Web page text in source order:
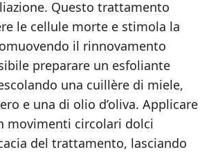
Questo trattamento
le cellule morte e stimola la
il rinnovamento
preparare un esfoliante
una cuillère di miele,
e una di olio d’oliva. Applicare
movimenti circolari dolci
del trattamento, lasciando